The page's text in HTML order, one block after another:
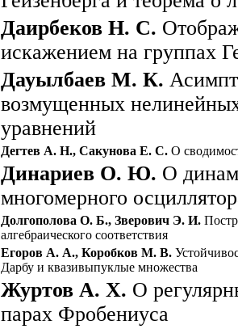
Даирбеков Н. С.
искажением на группах
Дауылбаев М. К.
возмущенных
уравнений
Дегтев А. Н., Сакунова Е. С. О
Динариев О. Ю. О
многомерного
Долгополова О. Б., Зверович Э. И.
алгебраического соответствия
Егоров А. А., Коробков М. В.
Дарбу и квазивыпуклые множества
Журтов А. Х. О
парах Фробениуса